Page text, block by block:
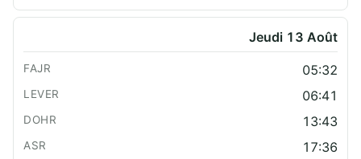
Jeudi 13 Août
05:32
06:41
13:43
17:36